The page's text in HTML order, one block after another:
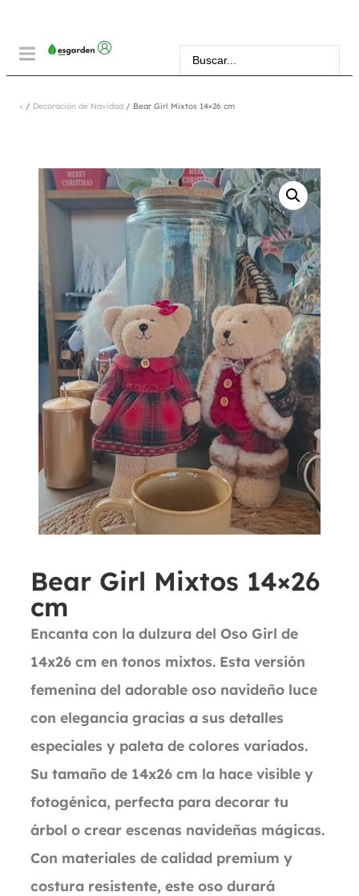
< / Decoración de Navidad / Bear Girl Mixtos 14×26 cm
Bear Girl Mixtos 14×26
cm
Encanta con la dulzura del Oso Girl de
14x26 cm en tonos mixtos. Esta versión
femenina del adorable oso navideño luce
con elegancia gracias a sus detalles
especiales y paleta de colores variados.
Su tamaño de 14x26 cm la hace visible y
fotogénica, perfecta para decorar tu
árbol o crear escenas navideñas mágicas.
Con materiales de calidad premium y
costura resistente, este oso durará